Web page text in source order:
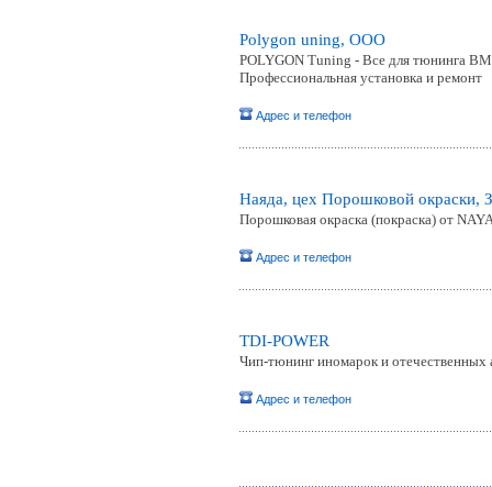
Polygon uning, ООО
POLYGON Tuning - Все для тюнинга
Профессиональная установка и ремонт
Адрес и телефон
Наяда, цех Порошковой окраски,
Порошковая окраска (покраска) от
Адрес и телефон
TDI-POWER
Чип-тюнинг иномарок и отечественных
Адрес и телефон